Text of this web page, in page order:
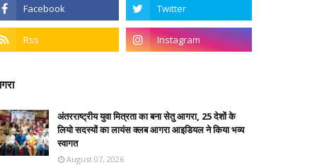
अंतरराष्ट्रीय युवा मित्रता का बना सेतु आगरा, 25 देशों के
लियो सदस्यों का लायंस क्लब आगरा आइडियल ने किया भव्य
स्वागत
August 07, 2026